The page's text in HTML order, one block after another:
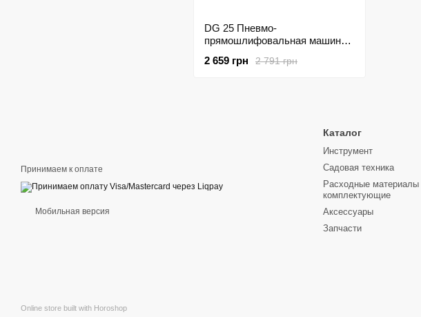
DG 25 Пневмо-
прямошлифовальная машина
2 791 грн
2 659 грн
Принимаем к оплате
Мобильная версия
Online store built with Horoshop
Каталог
Инструмент
Садовая техника
Расходные материалы
комплектующие
Аксессуары
Запчасти